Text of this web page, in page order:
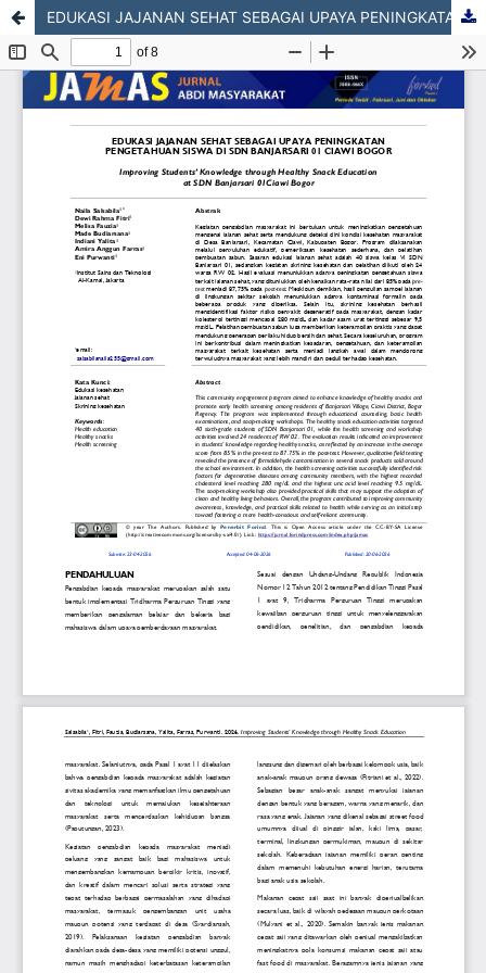
EDUKASI JAJANAN SEHAT SEBAGAI UPAYA PENINGKATAN PENGETAHUAN SISWA DI SDN BANJARSARI 01 CIAWI BOGOR